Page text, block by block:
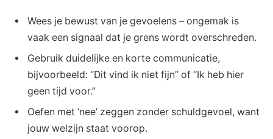
Wees ​je ⁤bewust van je gevoelens – ongemak is
vaak een signaal dat je grens wordt overschreden.
Gebruik duidelijke en korte communicatie,
bijvoorbeeld: “Dit vind ik niet fijn” of “Ik‍ heb ‍hier
geen tijd voor.”
Oefen met ‘nee’ zeggen zonder schuldgevoel, want
‌jouw welzijn staat voorop.